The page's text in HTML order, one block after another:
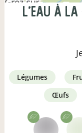
L'eau à la
légumes
œufs